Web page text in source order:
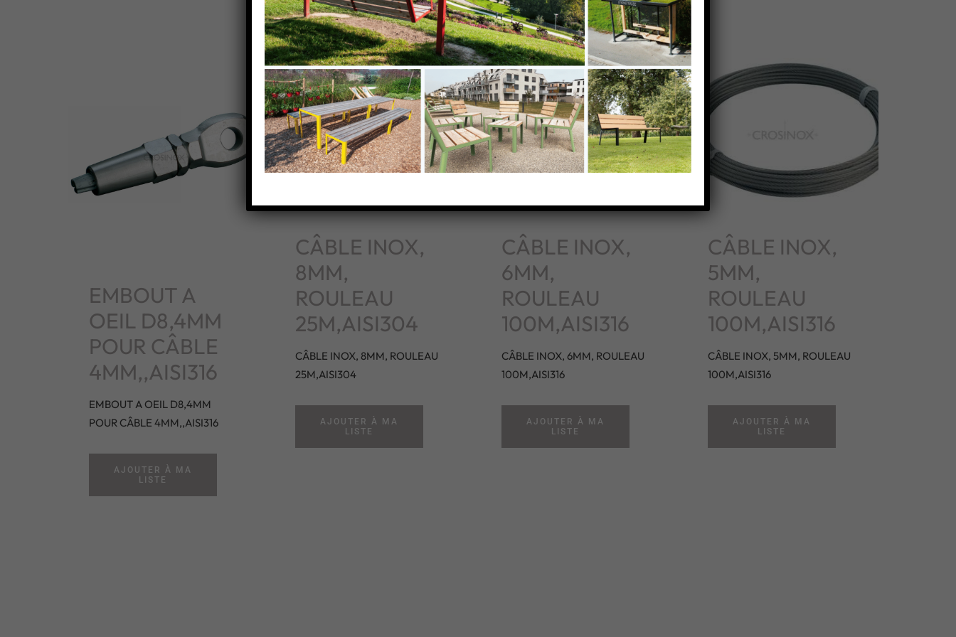
EMBOUT A
OEIL D8,4MM
POUR CÂBLE
4MM,,AISI316
EMBOUT A OEIL D8,4MM
POUR CÂBLE 4MM,,AISI316
AJOUTER À MA
LISTE
CÂBLE INOX,
8MM,
ROULEAU
25M,AISI304
CÂBLE INOX, 8MM, ROULEAU
25M,AISI304
AJOUTER À MA
LISTE
CÂBLE INOX,
6MM,
ROULEAU
100M,AISI316
CÂBLE INOX, 6MM, ROULEAU
100M,AISI316
AJOUTER À MA
LISTE
CÂBLE INOX,
5MM,
ROULEAU
100M,AISI316
CÂBLE INOX, 5MM, ROULEAU
100M,AISI316
AJOUTER À MA
LISTE